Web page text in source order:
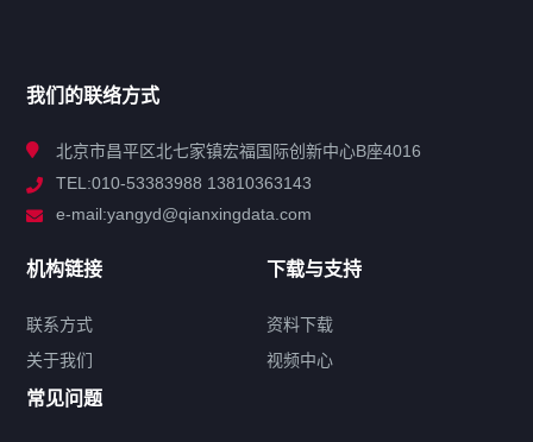
解决方案
联系方式
我们的联络方式
北京市昌平区北七家镇宏福国际创新中心B座4016
TEL:010-53383988 13810363143
e-mail:yangyd@qianxingdata.com
机构链接
联系方式
关于我们
下载与支持
资料下载
视频中心
常见问题